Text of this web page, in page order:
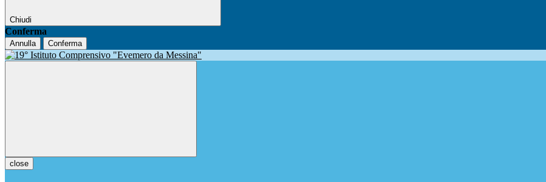
Chiudi
Conferma
Annulla Conferma
close